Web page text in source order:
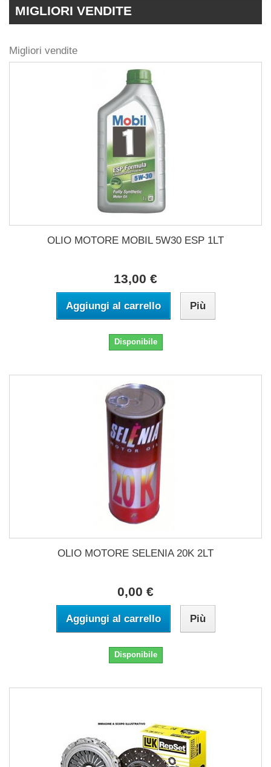
MIGLIORI VENDITE
Migliori vendite
OLIO MOTORE MOBIL 5W30 ESP 1LT
13,00 €
Aggiungi al carrello Più
Disponibile
OLIO MOTORE SELENIA 20K 2LT
0,00 €
Aggiungi al carrello Più
Disponibile